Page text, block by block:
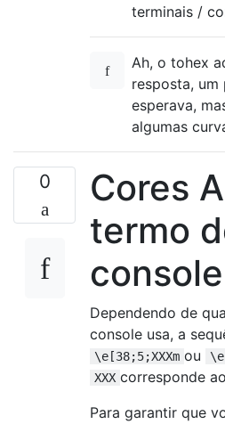
terminais /
Ah, o tohex
resposta, um
esperava,
algumas
0
Cores
termo
console
Dependendo de
console usa, a
\e[38;5;XXXm ou
XXX corresponde
Para garantir que